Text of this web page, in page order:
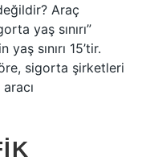
Araç
yaş sınırı”
sınırı 15’tir.
sigorta şirketleri